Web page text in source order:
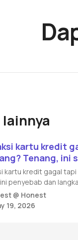
lainnya
kartu kredit
Tenang, ini
kartu kredit gagal
penyebab dan
@ Honest
19, 2026